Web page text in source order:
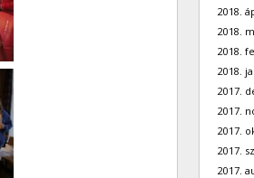
2018.
2018.
2018.
2018.
2017.
2017.
2017.
2017.
2017.